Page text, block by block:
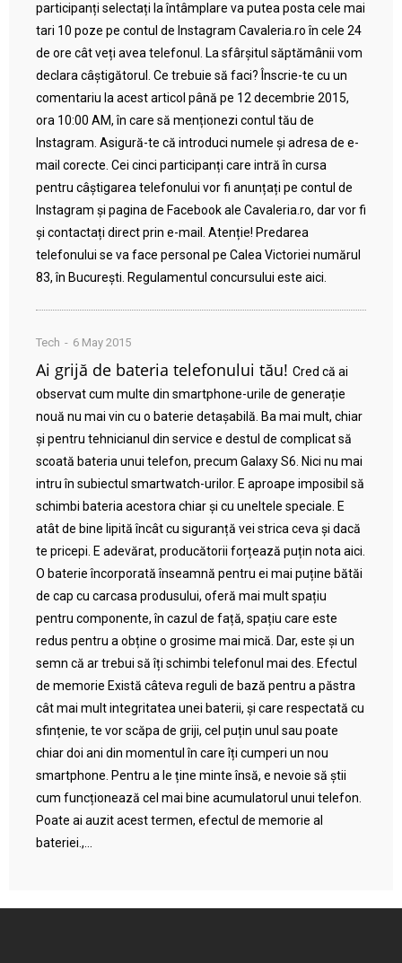
participanți selectați la întâmplare va putea posta cele mai
tari 10 poze pe contul de Instagram Cavaleria.ro în cele 24
de ore cât veți avea telefonul. La sfârșitul săptămânii vom
declara câștigătorul. Ce trebuie să faci? Înscrie-te cu un
comentariu la acest articol până pe 12 decembrie 2015,
ora 10:00 AM, în care să menționezi contul tău de
Instagram. Asigură-te că introduci numele și adresa de e-
mail corecte. Cei cinci participanți care intră în cursa
pentru câștigarea telefonului vor fi anunțați pe contul de
Instagram și pagina de Facebook ale Cavaleria.ro, dar vor fi
și contactați direct prin e-mail. Atenție! Predarea
telefonului se va face personal pe Calea Victoriei numărul
83, în București. Regulamentul concursului este aici.
Tech 6 May 2015
Ai grijă de bateria telefonului tău! Cred că ai
observat cum multe din smartphone-urile de generație
nouă nu mai vin cu o baterie detașabilă. Ba mai mult, chiar
și pentru tehnicianul din service e destul de complicat să
scoată bateria unui telefon, precum Galaxy S6. Nici nu mai
intru în subiectul smartwatch-urilor. E aproape imposibil să
schimbi bateria acestora chiar și cu uneltele speciale. E
atât de bine lipită încât cu siguranță vei strica ceva și dacă
te pricepi. E adevărat, producătorii forțează puțin nota aici.
O baterie încorporată înseamnă pentru ei mai puține bătăi
de cap cu carcasa produsului, oferă mai mult spațiu
pentru componente, în cazul de față, spațiu care este
redus pentru a obține o grosime mai mică. Dar, este și un
semn că ar trebui să îți schimbi telefonul mai des. Efectul
de memorie Există câteva reguli de bază pentru a păstra
cât mai mult integritatea unei baterii, și care respectată cu
sfințenie, te vor scăpa de griji, cel puțin unul sau poate
chiar doi ani din momentul în care îți cumperi un nou
smartphone. Pentru a le ține minte însă, e nevoie să știi
cum funcționează cel mai bine acumulatorul unui telefon.
Poate ai auzit acest termen, efectul de memorie al
bateriei.,...